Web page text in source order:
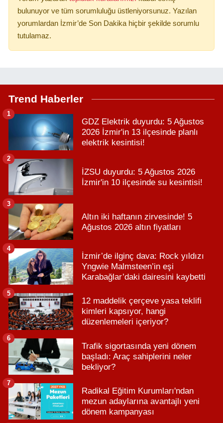
bulunuyor ve tüm sorumluluğu üstleniyorsunuz. Yazılan
yorumlardan İzmir’de Son Dakika hiçbir şekilde sorumlu
tutulamaz.
Trend Haberler
GDZ Elektrik duyurdu: 5 Ağustos
2026 İzmir'in 13 ilçesinde planlı
elektrik kesintisi!
1
İZSU duyurdu: 5 Ağustos 2026
İzmir'in 10 ilçesinde su kesintisi!
2
Altın iki haftanın zirvesinde! 5
Ağustos 2026 altın fiyatları
3
İzmir’de ilginç dava: Rock yıldızı
Yngwie Malmsteen’in eşi
Karabağlar’daki dairesini kaybetti
4
12 maddelik çerçeve yasa teklifi
kimleri kapsıyor, hangi
düzenlemeleri içeriyor?
5
Trafik sigortasında yeni dönem
başladı: Araç sahiplerini neler
bekliyor?
6
Radikal Eğitim Kurumları'ndan
mezun adaylarına avantajlı yeni
dönem kampanyası
7